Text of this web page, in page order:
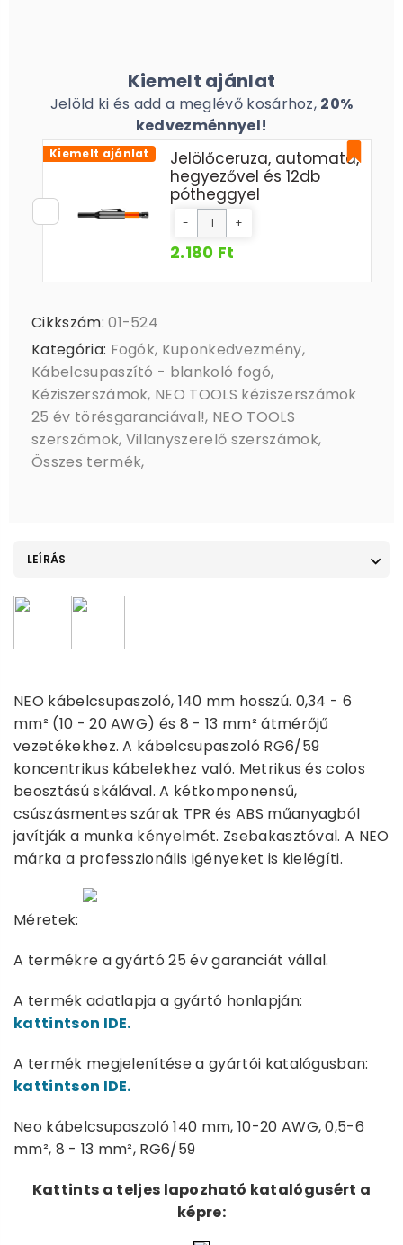
Kiemelt ajánlat
Jelöld ki és add a meglévő kosárhoz, 20%
kedvezménnyel!
Kiemelt ajánlat
Jelölőceruza, automata,
hegyezővel és 12db
pótheggyel
- +
2.180 Ft
Cikkszám:01-524
Kategória: Fogók, Kuponkedvezmény,
Kábelcsupaszító - blankoló fogó,
Kéziszerszámok, NEO TOOLS kéziszerszámok
25 év törésgaranciával!, NEO TOOLS
szerszámok, Villanyszerelő szerszámok,
Összes termék,
LEÍRÁS
NEO kábelcsupaszoló, 140 mm hosszú. 0,34 - 6
mm² (10 - 20 AWG) és 8 - 13 mm² átmérőjű
vezetékekhez. A kábelcsupaszoló RG6/59
koncentrikus kábelekhez való. Metrikus és colos
beosztású skálával. A kétkomponensű,
csúszásmentes szárak TPR és ABS műanyagból
javítják a munka kényelmét. Zsebakasztóval. A NEO
márka a professzionális igényeket is kielégíti.
Méretek:
A termékre a gyártó 25 év garanciát vállal.
A termék adatlapja a gyártó honlapján:
kattintson IDE.
A termék megjelenítése a gyártói katalógusban:
kattintson IDE.
Neo kábelcsupaszoló 140 mm, 10-20 AWG, 0,5-6
mm², 8 - 13 mm², RG6/59
Kattints a teljes lapozható katalógusért a
képre: